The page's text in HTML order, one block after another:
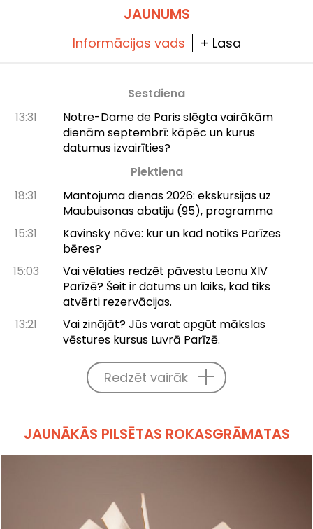
JAUNUMS
Informācijas vads + Lasa
Sestdiena
13:31
Notre-Dame de Paris slēgta vairākām
dienām septembrī: kāpēc un kurus
datumus izvairīties?
Piektiena
18:31
Mantojuma dienas 2026: ekskursijas uz
Maubuisonas abatiju (95), programma
15:31
Kavinsky nāve: kur un kad notiks Parīzes
bēres?
15:03
Vai vēlaties redzēt pāvestu Leonu XIV
Parīzē? Šeit ir datums un laiks, kad tiks
atvērti rezervācijas.
13:21
Vai zinājāt? Jūs varat apgūt mākslas
vēstures kursus Luvrā Parīzē.
Redzēt vairāk
JAUNĀKĀS PILSĒTAS ROKASGRĀMATAS